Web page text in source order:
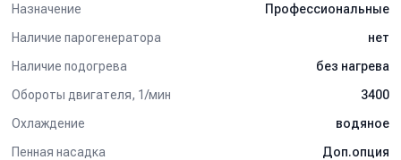
Назначение
Профессиональные
Наличие парогенератора
нет
Наличие подогрева
без нагрева
Обороты двигателя, 1/мин
3400
Охлаждение
водяное
Пенная насадка
Доп.опция